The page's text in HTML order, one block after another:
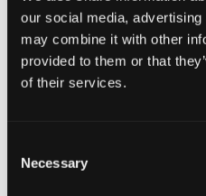
our social media,
may combine it with other
provided to them or that
of their services.
Selection
Necessary
KIES EEN
Gratis verzending vanaf €69
Recht op herroeping binnen 60